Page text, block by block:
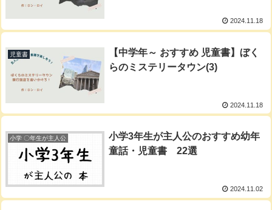
2024.11.18
児童書
【中学年～ おすすめ 児童書】ぼく
らのミステリータウン(3)
2024.11.18
小学 〇年生が主人公
小学3年生が主人公のおすすめ幼年
童話・児童書 22選
2024.11.02